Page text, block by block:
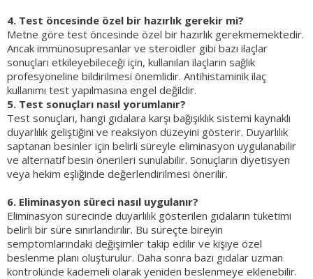
4. Test öncesinde özel bir hazırlık gerekir mi?
Metne göre test öncesinde özel bir hazırlık gerekmemektedir.
Ancak immünosupresanlar ve steroidler gibi bazı ilaçlar
sonuçları etkileyebileceği için, kullanılan ilaçların sağlık
profesyoneline bildirilmesi önemlidir. Antihistaminik ilaç
kullanımı test yapılmasına engel değildir.
5. Test sonuçları nasıl yorumlanır?
Test sonuçları, hangi gıdalara karşı bağışıklık sistemi kaynaklı
duyarlılık geliştiğini ve reaksiyon düzeyini gösterir. Duyarlılık
saptanan besinler için belirli süreyle eliminasyon uygulanabilir
ve alternatif besin önerileri sunulabilir. Sonuçların diyetisyen
veya hekim eşliğinde değerlendirilmesi önerilir.
6. Eliminasyon süreci nasıl uygulanır?
Eliminasyon sürecinde duyarlılık gösterilen gıdaların tüketimi
belirli bir süre sınırlandırılır. Bu süreçte bireyin
semptomlarındaki değişimler takip edilir ve kişiye özel
beslenme planı oluşturulur. Daha sonra bazı gıdalar uzman
kontrolünde kademeli olarak yeniden beslenmeye eklenebilir.